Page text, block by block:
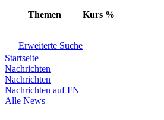
Themen Kurs %
Erweiterte Suche
Startseite
Nachrichten
Nachrichten
Nachrichten auf FN
Alle News